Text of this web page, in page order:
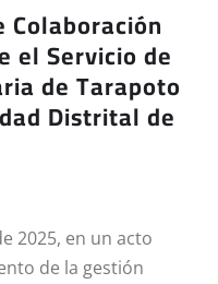
Colaboración
Servicio de
de Tarapoto
Distrital de
2025, en un acto
de la gestión